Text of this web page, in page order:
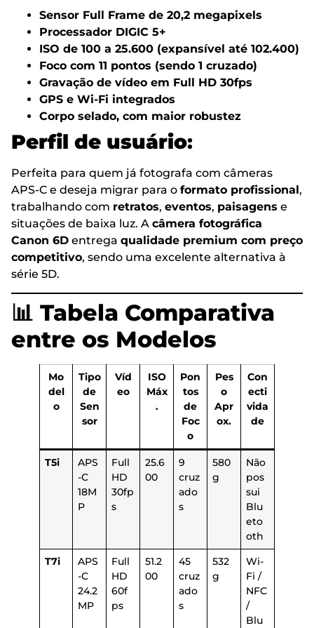
Sensor Full Frame de 20,2 megapixels
Processador DIGIC 5+
ISO de 100 a 25.600 (expansível até 102.400)
Foco com 11 pontos (sendo 1 cruzado)
Gravação de vídeo em Full HD 30fps
GPS e Wi-Fi integrados
Corpo selado, com maior robustez
Perfil de usuário:
Perfeita para quem já fotografa com câmeras
APS-C e deseja migrar para o formato profissional,
trabalhando com retratos, eventos, paisagens e
situações de baixa luz. A câmera fotográfica
Canon 6D entrega qualidade premium com preço
competitivo, sendo uma excelente alternativa à
série 5D.
📊 Tabela Comparativa
entre os Modelos
Mo
del
o
Tipo
de
Sen
sor
Víd
eo
ISO
Máx
.
Pon
tos
de
Foc
o
Pes
o
Apr
ox.
Con
ecti
vida
de
T5i
APS
-C
18M
P
Full
HD
30fp
s
25.6
00
9
cruz
ado
s
580
g
Não
pos
sui
Blu
eto
oth
T7i
APS
-C
24.2
MP
Full
HD
60f
ps
51.2
00
45
cruz
ado
s
532
g
Wi-
Fi /
NFC
/
Blu